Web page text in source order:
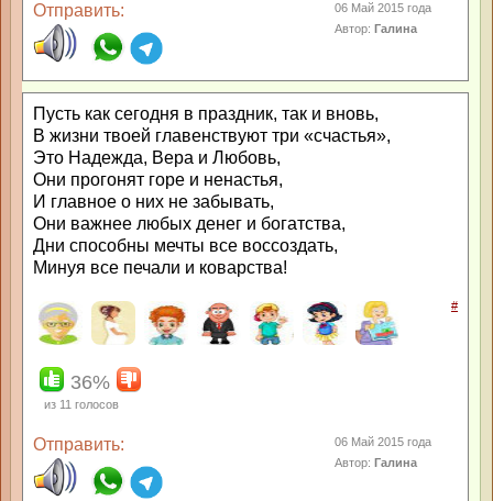
Отправить:
06 Май 2015 года
Автор:Галина
Пусть как сегодня в праздник, так и вновь,
В жизни твоей главенствуют три «счастья»,
Это Надежда, Вера и Любовь,
Они прогонят горе и ненастья,
И главное о них не забывать,
Они важнее любых денег и богатства,
Дни способны мечты все воссоздать,
Минуя все печали и коварства!
#
36%
из 11 голосов
Отправить:
06 Май 2015 года
Автор:Галина